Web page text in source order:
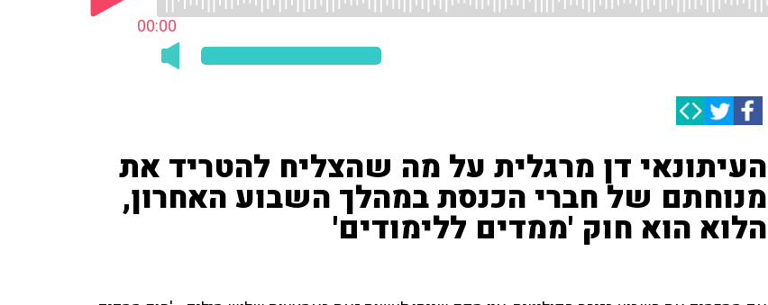
00:00
העיתונאי דן מרגלית על מה שהצליח להטריד את
מנוחתם של חברי הכנסת במהלך השבוע האחרון,
הלוא הוא חוק 'ממדים ללימודים'